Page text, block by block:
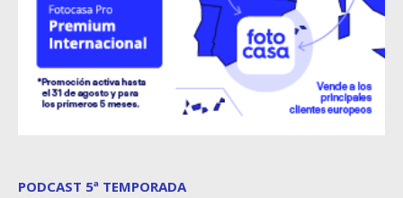
PODCAST 5ª TEMPORADA